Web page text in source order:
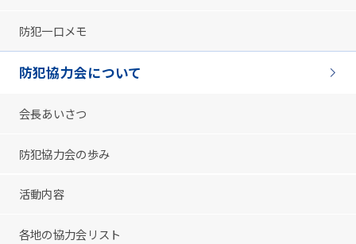
防犯一口メモ
防犯協力会について
会長あいさつ
防犯協力会の歩み
活動内容
各地の協力会リスト